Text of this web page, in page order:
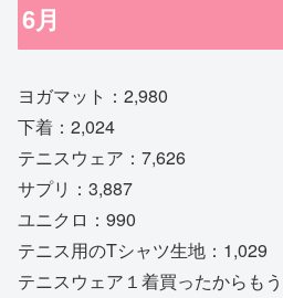
6月
ヨガマット：2,980
下着：2,024
テニスウェア：7,626
サプリ：3,887
ユニクロ：990
テニス用のTシャツ生地：1,029
テニスウェア１着買ったからも